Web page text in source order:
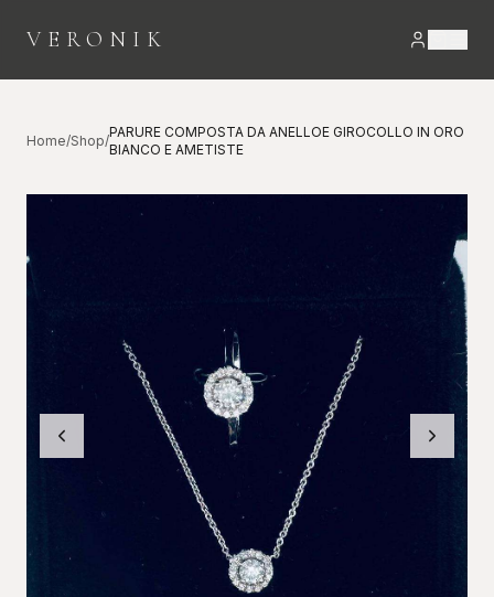
VERONIK
Home/Shop/
PARURE COMPOSTA DA ANELLOE GIROCOLLO IN ORO
BIANCO E AMETISTE